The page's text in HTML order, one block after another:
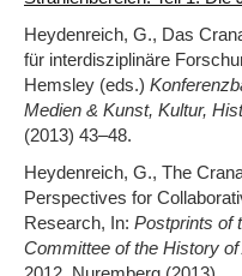
Heydenreich, G., Das
für interdisziplinäre
Hemsley (eds.)
Medien & Kunst, Kultur,
(2013) 43‒48.
Heydenreich, G., The
Perspectives for
Research, In: Postprints of
Committee of the History